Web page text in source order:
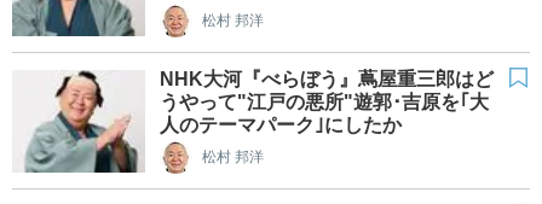
松村 邦洋
NHK大河『べらぼう』蔦屋重三郎はど
うやって"江戸の悪所"遊郭･吉原を｢大
人のテーマパーク｣にしたか
松村 邦洋